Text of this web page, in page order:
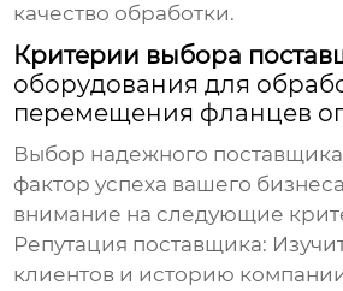
качество обработки.
Критерии выбора
оборудования для
перемещения фланцев
Выбор надежного
фактор успеха вашего
внимание на следующие
Репутация поставщика:
клиентов и историю